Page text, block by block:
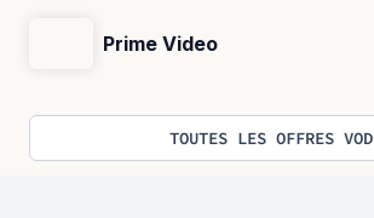
Prime Video
TOUTES LES OFFRES VOD